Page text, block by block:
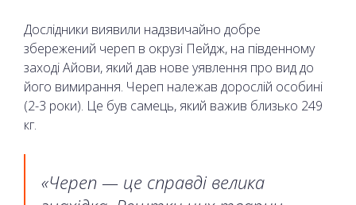
Дослідники виявили надзвичайно добре
збережений череп в окрузі Пейдж, на південному
заході Айови, який дав нове уявлення про вид до
його вимирання. Череп належав дорослій особині
(2-3 роки). Це був самець, який важив близько 249
кг.
«Череп — це справді велика